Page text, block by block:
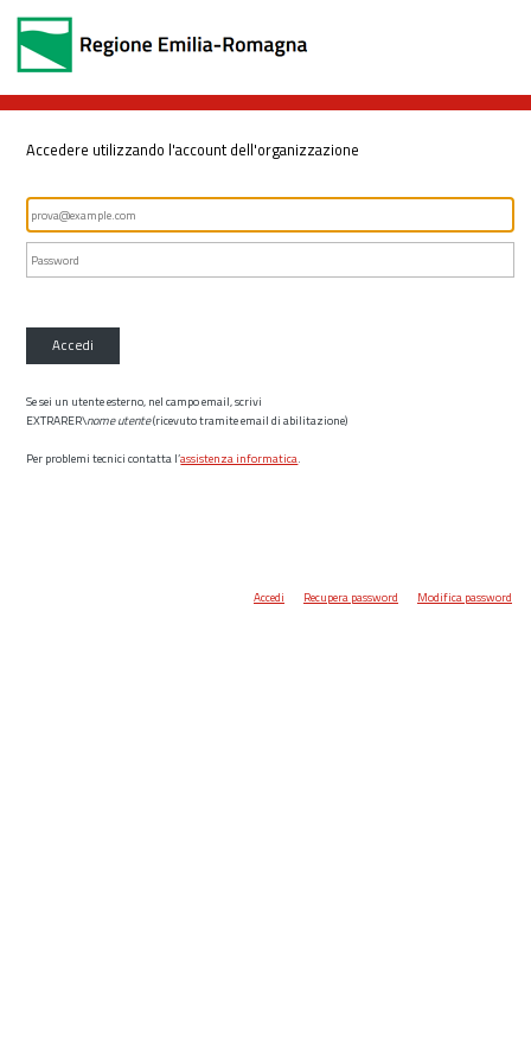
Accedere utilizzando l'account dell'organizzazione
Accedi
Se sei un utente esterno, nel campo email, scrivi
EXTRARER\nome utente(ricevuto tramite email di abilitazione)
Per problemi tecnici contatta l’assistenza informatica.
Accedi Recupera password Modifica password